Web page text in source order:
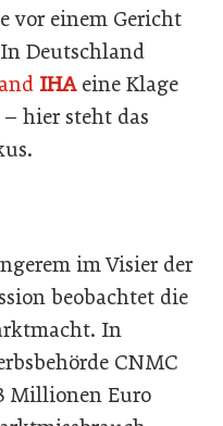
vor einem Gericht
Deutschland
IHA eine Klage
hier steht das
im Visier der
beobachtet die
In
CNMC
Millionen Euro